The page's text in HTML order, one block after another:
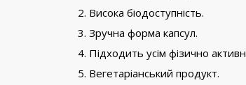
Висока біодоступність.
Зручна форма капсул.
Підходить усім фізично
Вегетаріанський продукт.